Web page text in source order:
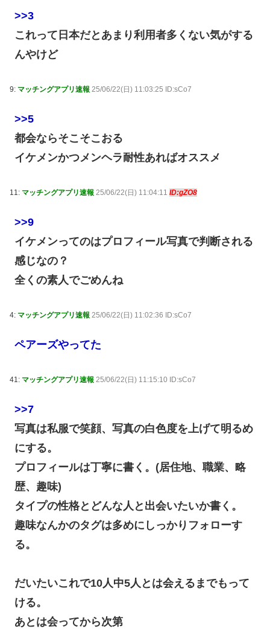
>>3
これって日本だとあまり利用者多くない気がする
んやけど
9: マッチングアプリ速報 25/06/22(日) 11:03:25 ID:sCo7
>>5
都会ならそこそこおる
イケメンかつメンヘラ耐性あればオススメ
11: マッチングアプリ速報 25/06/22(日) 11:04:11 ID:gZO8
>>9
イケメンってのはプロフィール写真で判断される
感じなの？
全くの素人でごめんね
4: マッチングアプリ速報 25/06/22(日) 11:02:36 ID:sCo7
ペアーズやってた
41: マッチングアプリ速報 25/06/22(日) 11:15:10 ID:sCo7
>>7
写真は私服で笑顔、写真の白色度を上げて明るめ
にする。
プロフィールは丁寧に書く。(居住地、職業、略
歴、趣味)
タイプの性格とどんな人と出会いたいか書く。
趣味なんかのタグは多めにしっかりフォローす
る。
だいたいこれで10人中5人とは会えるまでもって
ける。
あとは会ってから次第